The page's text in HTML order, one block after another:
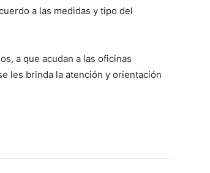
a las medidas y tipo del
a que acudan a las oficinas
les brinda la atención y orientación